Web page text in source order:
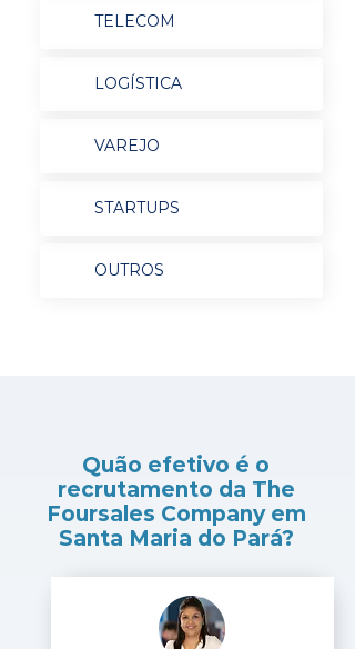
TELECOM
LOGÍSTICA
VAREJO
STARTUPS
OUTROS
Quão efetivo é o
recrutamento da The
Foursales Company em
Santa Maria do Pará?